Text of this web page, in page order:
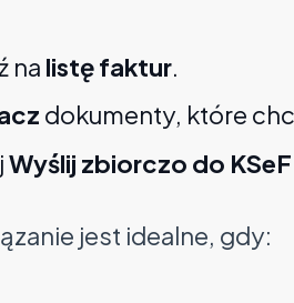
na listę faktur.
dokumenty, które
Wyślij zbiorczo do
jest idealne, gdy: